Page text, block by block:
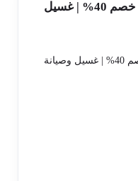
تنظيف مكيفات بحفر الباطن | خصم 40% | غسيل